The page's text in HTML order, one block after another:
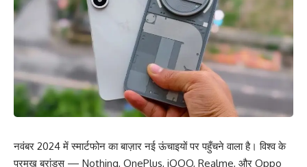
नवंबर 2024 में स्मार्टफोन का बाज़ार नई ऊंचाइयों पर पहुँचने वाला है। विश्व के
प्रमुख ब्रांड्स — Nothing, OnePlus, iQOO, Realme, और Oppo